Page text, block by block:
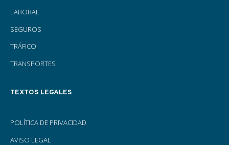
LABORAL
SEGUROS
TRÁFICO
TRANSPORTES
TEXTOS LEGALES
POLÍTICA DE PRIVACIDAD
AVISO LEGAL